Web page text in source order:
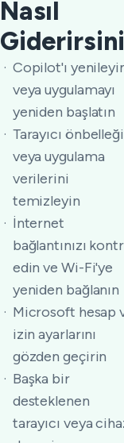
Nasıl
Copilot'ı
veya uygulamayı
yeniden başlatın
Tarayıcı
veya uygulama
verilerini
temizleyin
İnternet
bağlantınızı
edin ve Wi-Fi'ye
yeniden bağlanın
Microsoft hesap
izin ayarlarını
gözden geçirin
Başka bir
desteklenen
tarayıcı veya